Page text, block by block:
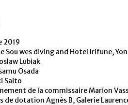
2019
Sou wes diving and Hotel Irifune,
Lubiak
Osada
Saito
de la commissaire Marion
de dotation Agnès B, Galerie